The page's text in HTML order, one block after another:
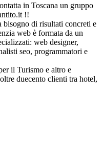
in Toscana un gruppo
!!
bisogno di risultati concreti e
web è formata da un
web designer,
seo, programmatori e
il Turismo e altro e
duecento clienti tra hotel,